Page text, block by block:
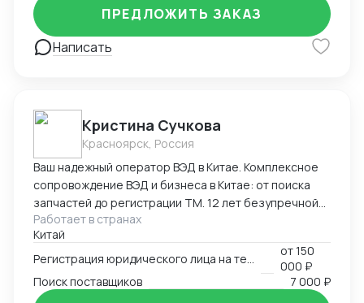
Написать
ПРЕДЛОЖИТЬ ЗАКАЗ
Кристина Сучкова
Красноярск, Россия
Ваш надежный оператор ВЭД в Китае. Комплексное
сопровождение ВЭД и бизнеса в Китае: от поиска
запчастей до регистрации ТМ. 12 лет безупречной
логистики. Опыт и специализация: * 12 лет в ВЭД:
Глубокое понимание китайского рынка и
юридических тонкостей. * Профильные поставки:
Экспертиза в категориях: автозапчасти,
промышленное и медицинское оборудование. Знаем
Работает в странах
Китай
от150
000 ₽
Поиск поставщиков
7 000 ₽